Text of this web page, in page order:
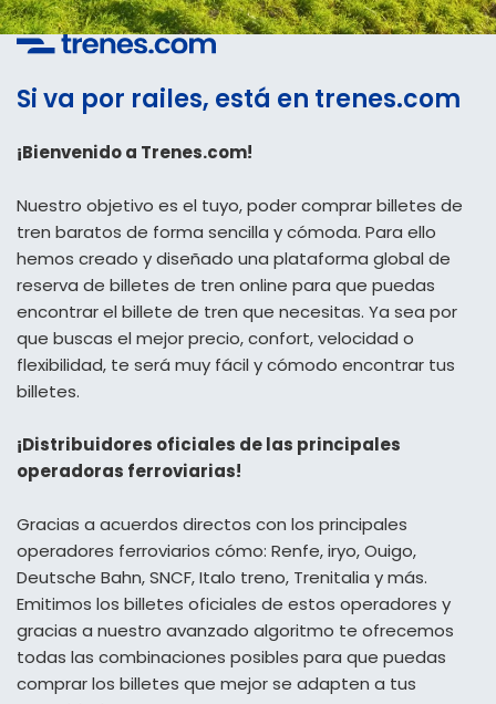
Si va por railes, está en trenes.com
¡Bienvenido a Trenes.com!
Nuestro objetivo es el tuyo, poder comprar billetes de
tren baratos de forma sencilla y cómoda. Para ello
hemos creado y diseñado una plataforma global de
reserva de billetes de tren online para que puedas
encontrar el billete de tren que necesitas. Ya sea por
que buscas el mejor precio, confort, velocidad o
flexibilidad, te será muy fácil y cómodo encontrar tus
billetes.
¡Distribuidores oficiales de las principales
operadoras ferroviarias!
Gracias a acuerdos directos con los principales
operadores ferroviarios cómo: Renfe, iryo, Ouigo,
Deutsche Bahn, SNCF, Italo treno, Trenitalia y más.
Emitimos los billetes oficiales de estos operadores y
gracias a nuestro avanzado algoritmo te ofrecemos
todas las combinaciones posibles para que puedas
comprar los billetes que mejor se adapten a tus